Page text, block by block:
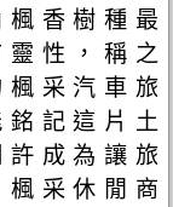
香樹種最
性，稱之
采汽車旅
記這片土
成為讓旅
采休閒商